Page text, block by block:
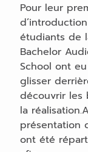
Pour leur
étudiants de
Bachelor
School ont
glisser
découvrir les
la
présentation
ont été